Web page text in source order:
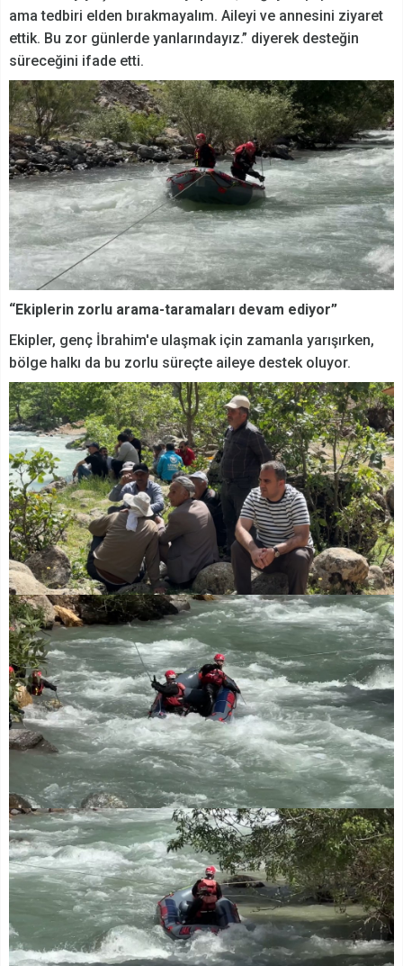
ama tedbiri elden bırakmayalım. Aileyi ve annesini ziyaret
ettik. Bu zor günlerde yanlarındayız.” diyerek desteğin
süreceğini ifade etti.
“Ekiplerin zorlu arama-taramaları devam ediyor”
Ekipler, genç İbrahim'e ulaşmak için zamanla yarışırken,
bölge halkı da bu zorlu süreçte aileye destek oluyor.